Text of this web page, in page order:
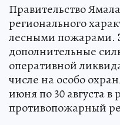
Правительство
регионального
лесными пожарами.
дополнительные
оперативной
числе на особо
июня по 30 августа в
противопожарный